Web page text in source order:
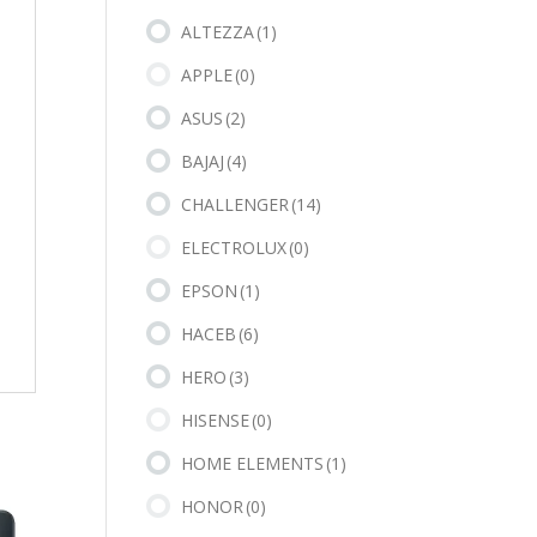
ALTEZZA(1)
APPLE(0)
ASUS (2)
BAJAJ (4)
CHALLENGER(14)
ELECTROLUX(0)
EPSON (1)
HACEB (6)
HERO (3)
HISENSE(0)
HOME ELEMENTS (1)
HONOR(0)